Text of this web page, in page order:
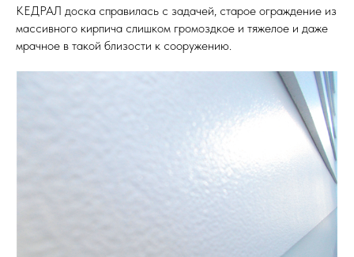
КЕДРАЛ доска справилась с задачей, старое ограждение из
массивного кирпича слишком громоздкое и тяжелое и даже
мрачное в такой близости к сооружению.